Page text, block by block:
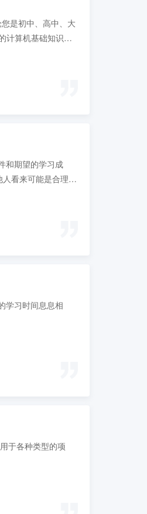
是初中、高中、大
计算机基础知识和
和期望的学习成
看来可能是合理的
学习时间息息相
于各种类型的项